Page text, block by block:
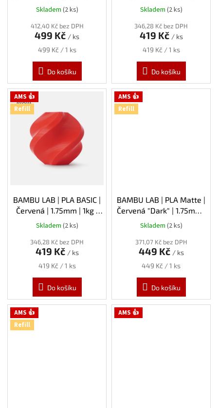
| 1kg | Spool
Skladem (2 ks)
412,40 Kč bez DPH
499 Kč / ks
Měrná
499 Kč / 1 ks
Do košíku
1.75mm | 1kg | Refill
Skladem (2 ks)
346,28 Kč bez DPH
419 Kč / ks
Měrná
419 Kč / 1 ks
Do košíku
AMS 👍
Refill
BAMBU LAB | PLA BASIC |
Červená | 1.75mm | 1kg |
Refill
Skladem (2 ks)
346,28 Kč bez DPH
419 Kč / ks
Měrná
419 Kč / 1 ks
Do košíku
AMS 👍
Refill
BAMBU LAB | PLA Matte |
Červená "Dark" | 1.75mm |
1kg | Refill
Skladem (2 ks)
371,07 Kč bez DPH
449 Kč / ks
Měrná
449 Kč / 1 ks
Do košíku
AMS 👍
Refill
AMS 👍